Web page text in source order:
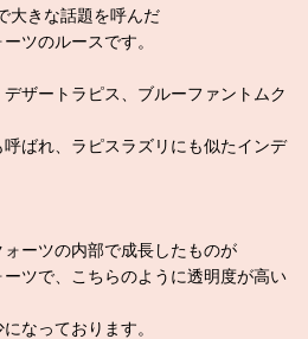
大きな話題を呼んだ
ツのルースです。
ザートラピス、ブルーファントムク
ばれ、ラピスラズリにも似たインデ
ーツの内部で成長したものが
ツで、こちらのように透明度が高い
なっております。